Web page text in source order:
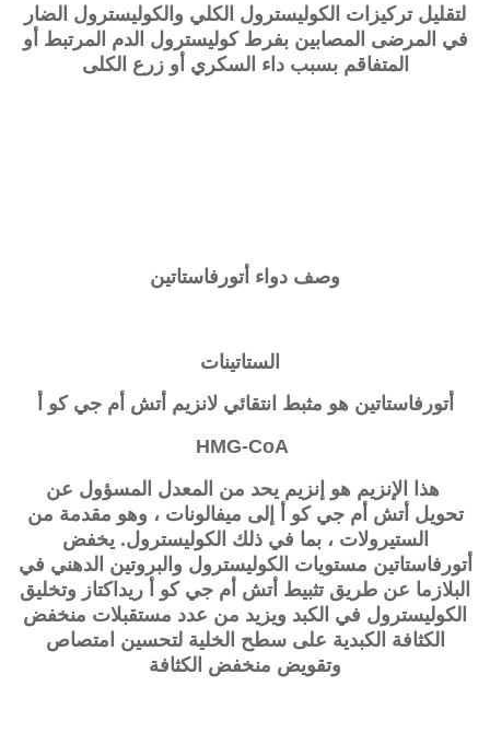
لتقليل تركيزات الكوليسترول الكلي والكوليسترول الضار
في المرضى المصابين بفرط كوليسترول الدم المرتبط أو
المتفاقم بسبب داء السكري أو زرع الكلى
وصف دواء أتورفاستاتين
الستاتينات
أتورفاستاتين هو مثبط انتقائي لانزيم أتش أم جي كو أ
هذا الإنزيم هو إنزيم يحد من المعدل المسؤول عن
تحويل أتش أم جي كو أ
إلى ميفالونات ، وهو مقدمة من
الستيرولات ، بما في ذلك الكوليسترول. يخفض
أتورفاستاتين مستويات الكوليسترول والبروتين الدهني في
البلازما عن طريق تثبيط أتش أم جي كو أ ريداكتاز وتخليق
الكوليسترول في الكبد ويزيد من عدد مستقبلات منخفض
الكثافة الكبدية على سطح الخلية لتحسين امتصاص
وتقويض منخفض الكثافة